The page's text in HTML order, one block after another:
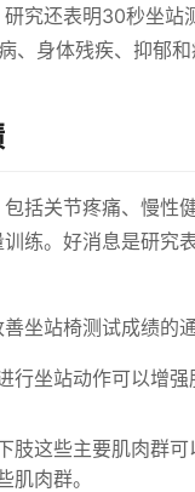
究还表明30秒坐
身体残疾、抑郁和
括关节疼痛、慢性
练。好消息是研究
坐站椅测试成绩的通
行坐站动作可以增
肢这些主要肌肉群
肉群。